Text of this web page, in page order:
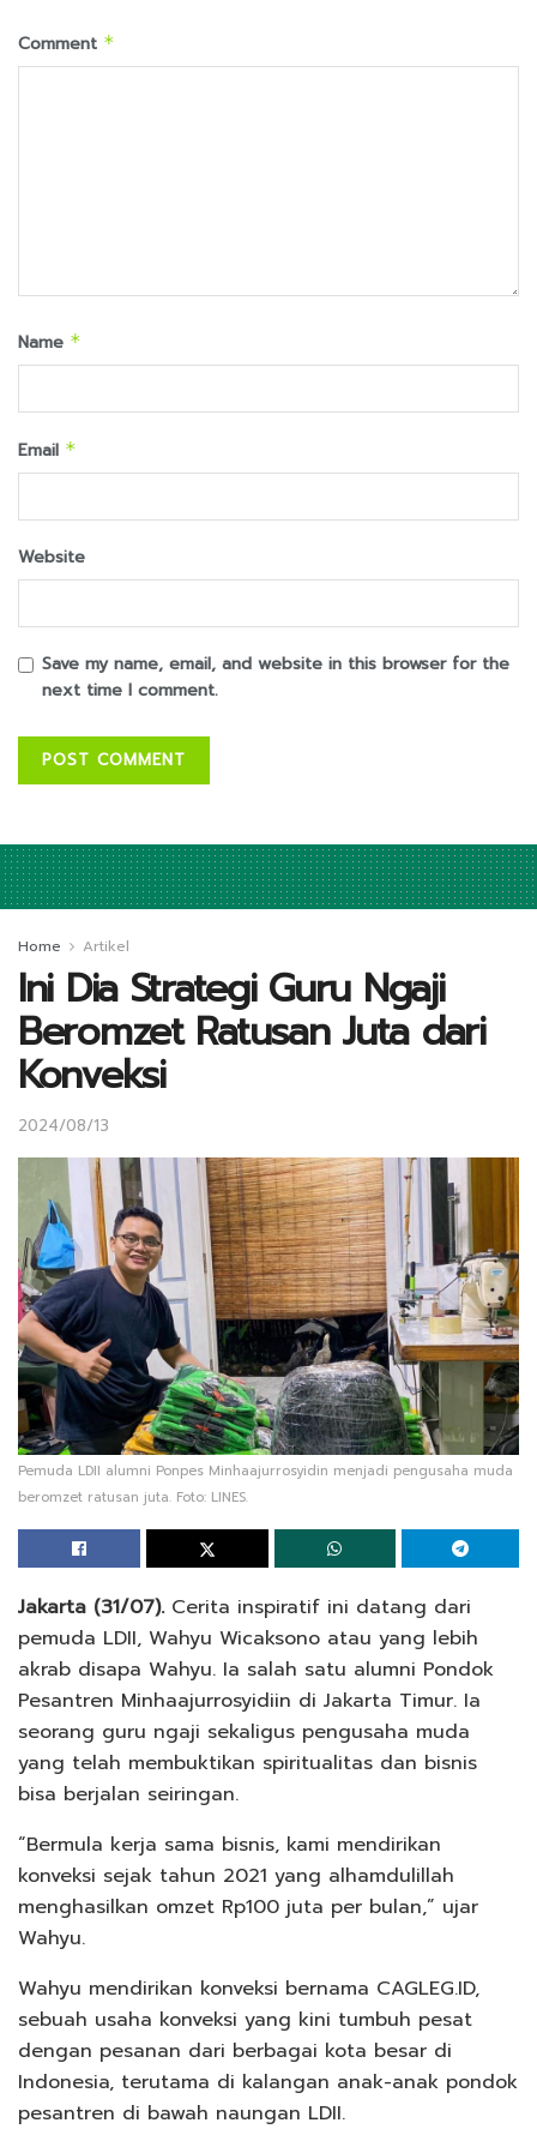
Comment *
Name *
Email *
Website
Save my name, email, and website in this browser for the
next time I comment.
Home Artikel
Ini Dia Strategi Guru Ngaji
Beromzet Ratusan Juta dari
Konveksi
2024/08/13
Pemuda LDII alumni Ponpes Minhaajurrosyidin menjadi pengusaha muda
beromzet ratusan juta. Foto: LINES.
Jakarta (31/07).Cerita inspiratif ini datang dari
pemuda LDII, Wahyu Wicaksono atau yang lebih
akrab disapa Wahyu. Ia salah satu alumni Pondok
Pesantren Minhaajurrosyidiin di Jakarta Timur. Ia
seorang guru ngaji sekaligus pengusaha muda
yang telah membuktikan spiritualitas dan bisnis
bisa berjalan seiringan.
“Bermula kerja sama bisnis, kami mendirikan
konveksi sejak tahun 2021 yang alhamdulillah
menghasilkan omzet Rp100 juta per bulan,” ujar
Wahyu.
Wahyu mendirikan konveksi bernama CAGLEG.ID,
sebuah usaha konveksi yang kini tumbuh pesat
dengan pesanan dari berbagai kota besar di
Indonesia, terutama di kalangan anak-anak pondok
pesantren di bawah naungan LDII.